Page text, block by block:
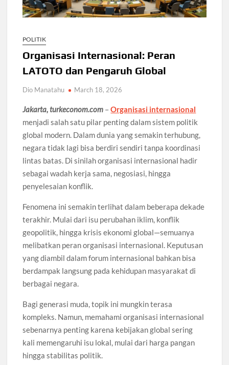
POLITIK
Organisasi Internasional: Peran
LATOTO dan Pengaruh Global
Dio Manatahu March 18, 2026
Jakarta, turkeconom.com –Organisasi internasional
menjadi salah satu pilar penting dalam sistem politik
global modern. Dalam dunia yang semakin terhubung,
negara tidak lagi bisa berdiri sendiri tanpa koordinasi
lintas batas. Di sinilah organisasi internasional hadir
sebagai wadah kerja sama, negosiasi, hingga
penyelesaian konflik.
Fenomena ini semakin terlihat dalam beberapa dekade
terakhir. Mulai dari isu perubahan iklim, konflik
geopolitik, hingga krisis ekonomi global—semuanya
melibatkan peran organisasi internasional. Keputusan
yang diambil dalam forum internasional bahkan bisa
berdampak langsung pada kehidupan masyarakat di
berbagai negara.
Bagi generasi muda, topik ini mungkin terasa
kompleks. Namun, memahami organisasi internasional
sebenarnya penting karena kebijakan global sering
kali memengaruhi isu lokal, mulai dari harga pangan
hingga stabilitas politik.